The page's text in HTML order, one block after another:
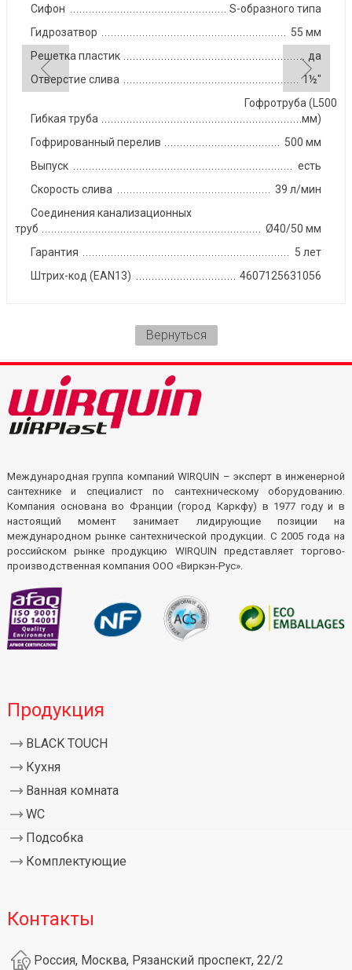
Сифон
S-образного типа
Гидрозатвор
55 мм
Решетка пластик
да
Отверстие слива
1½"
Гибкая труба
Гофротруба (L500
мм)
Гофрированный перелив
500 мм
Выпуск
есть
Скорость слива
39 л/мин
Соединения канализационных
труб
Ø40/50 мм
Гарантия
5 лет
Штрих-код (EAN13)
4607125631056
Вернуться
Международная группа компаний WIRQUIN – эксперт в инженерной
сантехнике и специалист по сантехническому оборудованию.
Компания основана во Франции (город Каркфу) в 1977 году и в
настоящий момент занимает лидирующие позиции на
международном рынке сантехнической продукции. С 2005 года на
российском рынке продукцию WIRQUIN представляет торгово-
производственная компания ООО «Виркэн-Рус».
Продукция
BLACK TOUCH
Кухня
Ванная комната
WC
Подсобка
Комплектующие
Контакты
Россия, Москва, Рязанский проспект, 22/2